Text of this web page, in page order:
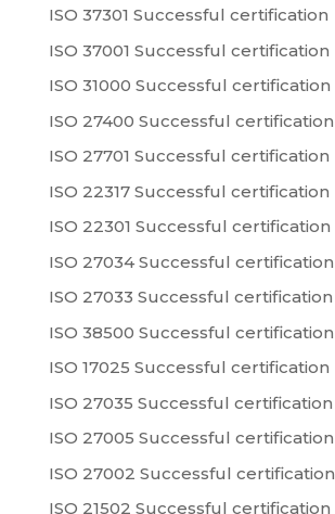
ISO 37301 Successful certification
ISO 37001 Successful certification
ISO 31000 Successful certification
ISO 27400 Successful certification
ISO 27701 Successful certification
ISO 22317 Successful certification
ISO 22301 Successful certification
ISO 27034 Successful certification
ISO 27033 Successful certification
ISO 38500 Successful certification
ISO 17025 Successful certification
ISO 27035 Successful certification
ISO 27005 Successful certification
ISO 27002 Successful certification
ISO 21502 Successful certification